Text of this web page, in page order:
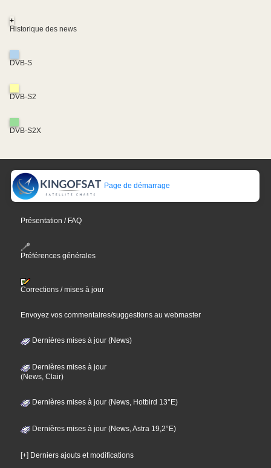
+
Historique des news
DVB-S
DVB-S2
DVB-S2X
Page de démarrage
Présentation / FAQ
Préférences générales
Corrections / mises à jour
Envoyez vos commentaires/suggestions au webmaster
Dernières mises à jour (News)
Dernières mises à jour
(News, Clair)
Dernières mises à jour (News, Hotbird 13°E)
Dernières mises à jour (News, Astra 19,2°E)
[+] Derniers ajouts et modifications